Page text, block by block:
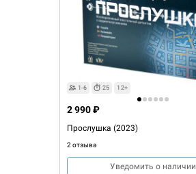
1-6 25 12+
Прослушка (2023)
2 отзыва
2 990 ₽
Уведомить о наличии